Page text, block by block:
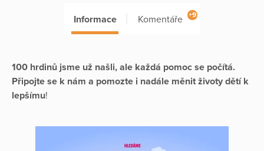
Informace Komentáře +9
100 hrdinů jsme už našli, ale každá pomoc se počítá.
Připojte se k nám a pomozte i nadále měnit životy dětí k
lepšímu!